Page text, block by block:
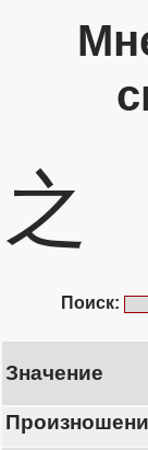
之
Поиск:
Значение